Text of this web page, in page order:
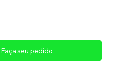
consulta
Faça seu pedido